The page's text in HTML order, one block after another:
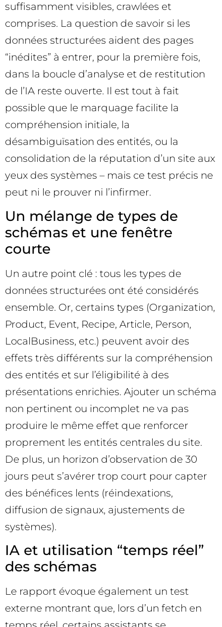
suffisamment visibles, crawlées et
comprises. La question de savoir si les
données structurées aident des pages
“inédites” à entrer, pour la première fois,
dans la boucle d’analyse et de restitution
de l’IA reste ouverte. Il est tout à fait
possible que le marquage facilite la
compréhension initiale, la
désambiguïsation des entités, ou la
consolidation de la réputation d’un site aux
yeux des systèmes – mais ce test précis ne
peut ni le prouver ni l’infirmer.
Un mélange de types de
schémas et une fenêtre
courte
Un autre point clé : tous les types de
données structurées ont été considérés
ensemble. Or, certains types (Organization,
Product, Event, Recipe, Article, Person,
LocalBusiness, etc.) peuvent avoir des
effets très différents sur la compréhension
des entités et sur l’éligibilité à des
présentations enrichies. Ajouter un schéma
non pertinent ou incomplet ne va pas
produire le même effet que renforcer
proprement les entités centrales du site.
De plus, un horizon d’observation de 30
jours peut s’avérer trop court pour capter
des bénéfices lents (réindexations,
diffusion de signaux, ajustements de
systèmes).
IA et utilisation “temps réel”
des schémas
Le rapport évoque également un test
externe montrant que, lors d’un fetch en